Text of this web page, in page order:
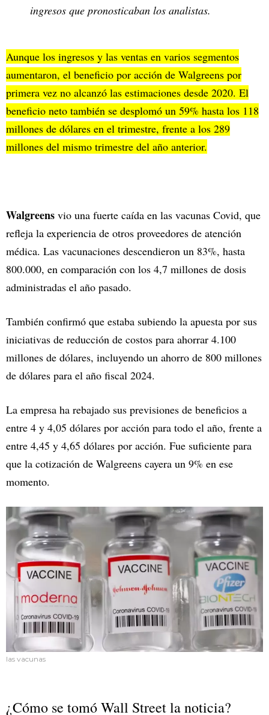
ingresos que pronosticaban los analistas.
Aunque los ingresos y las ventas en varios segmentos
aumentaron, el beneficio por acción de Walgreens por
primera vez no alcanzó las estimaciones desde 2020. El
beneficio neto también se desplomó un 59% hasta los 118
millones de dólares en el trimestre, frente a los 289
millones del mismo trimestre del año anterior.
Walgreens vio una fuerte caída en las vacunas Covid, que
refleja la experiencia de otros proveedores de atención
médica. Las vacunaciones descendieron un 83%, hasta
800.000, en comparación con los 4,7 millones de dosis
administradas el año pasado.
También confirmó que estaba subiendo la apuesta por sus
iniciativas de reducción de costos para ahorrar 4.100
millones de dólares, incluyendo un ahorro de 800 millones
de dólares para el año fiscal 2024.
La empresa ha rebajado sus previsiones de beneficios a
entre 4 y 4,05 dólares por acción para todo el año, frente a
entre 4,45 y 4,65 dólares por acción. Fue suficiente para
que la cotización de Walgreens cayera un 9% en ese
momento.
las vacunas
¿Cómo se tomó Wall Street la noticia?